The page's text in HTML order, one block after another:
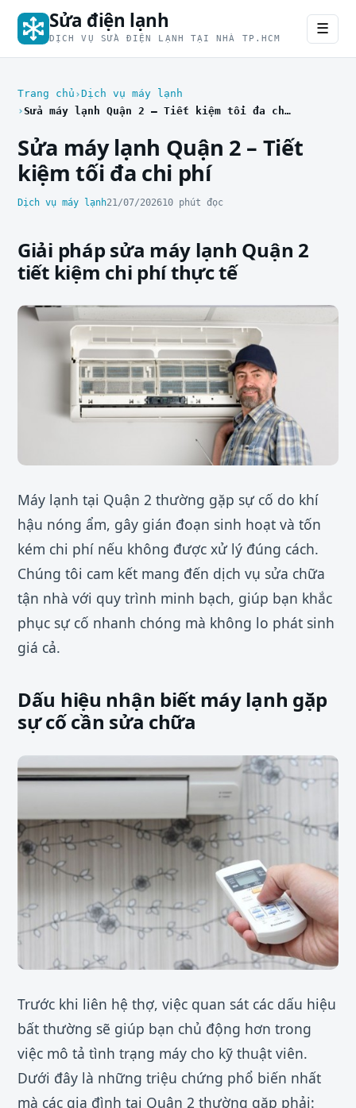
Sửa điện lạnh
DỊCH VỤ SỬA ĐIỆN LẠNH TẠI NHÀ TP.HCM
☰
Trang chủ Dịch vụ máy lạnh
Sửa máy lạnh Quận 2 – Tiết kiệm tối đa chi phí
Sửa máy lạnh Quận 2 – Tiết
kiệm tối đa chi phí
Dịch vụ máy lạnh21/07/202610 phút đọc
Giải pháp sửa máy lạnh Quận 2
tiết kiệm chi phí thực tế
Máy lạnh tại Quận 2 thường gặp sự cố do khí
hậu nóng ẩm, gây gián đoạn sinh hoạt và tốn
kém chi phí nếu không được xử lý đúng cách.
Chúng tôi cam kết mang đến dịch vụ sửa chữa
tận nhà với quy trình minh bạch, giúp bạn khắc
phục sự cố nhanh chóng mà không lo phát sinh
giá cả.
Dấu hiệu nhận biết máy lạnh gặp
sự cố cần sửa chữa
Trước khi liên hệ thợ, việc quan sát các dấu hiệu
bất thường sẽ giúp bạn chủ động hơn trong
việc mô tả tình trạng máy cho kỹ thuật viên.
Dưới đây là những triệu chứng phổ biến nhất
mà các gia đình tại Quận 2 thường gặp phải: